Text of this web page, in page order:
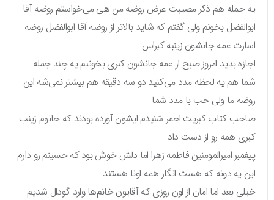
یه جمله هم ذکر مصیبت عرض روضه من هی می‌خواستم روضه آقا
ابوالفضل بخونم ولی گفتم که شاید بالاتر از روضه آقا ابوالفضل روضه
اسارت عمه جانشون زینبه کبراس
اجازه بدید امروز صبح از عمه جانشون کبری بخونیم یه چند جمله
شما هم یه لحظه مدد می‌کنید دو سه دقیقه هم بیشتر نمی‌شه این
روضه ما ولی خب با مدد شما
صاحب کتاب کبریت احمر شنیدم ایشون آورده بودند که خانوم زینب
کبری همه رو از دست داد
پیغمبر امیرالمومنین فاطمه زهرا اما دلش خوش بود که حسینم رو دارم
این یه دونه که هست انگار همه اونا هستند
خیلی بعد اما امان از اون روزی که آقایون خانم‌ها وارد گودال شدیم